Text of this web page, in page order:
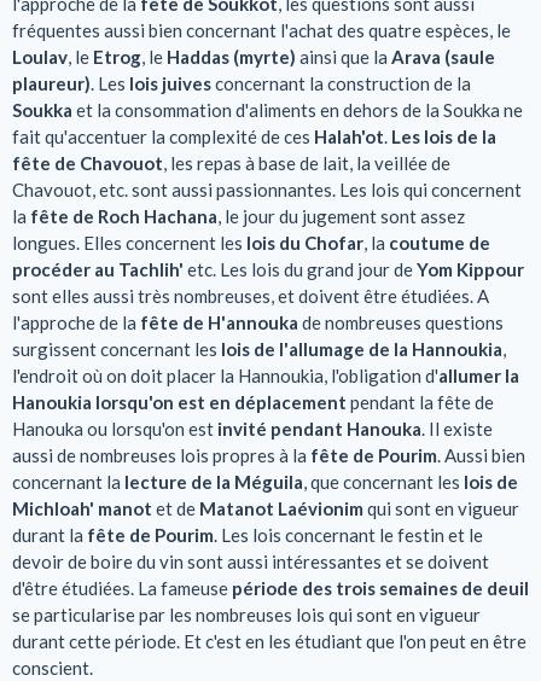
fréquentes aussi bien concernant l'achat des quatre espèces, le
Loulav, le Etrog, le Haddas (myrte) ainsi que la Arava (saule
plaureur). Les lois juivesconcernant la construction de la
Soukka et la consommation d'aliments en dehors de la Soukka ne
fait qu'accentuer la complexité de ces Halah'ot. Les lois de la
fête de Chavouot, les repas à base de lait, la veillée de
Chavouot, etc. sont aussi passionnantes. Les lois qui concernent
la fête de Roch Hachana, le jour du jugement sont assez
longues. Elles concernent les lois du Chofar, la coutume de
procéder au Tachlih' etc. Les lois du grand jour deYom Kippour
sont elles aussi très nombreuses, et doivent être étudiées. A
l'approche de la fête de H'annouka de nombreuses questions
surgissent concernant les lois de l'allumage de la Hannoukia,
l'endroit où on doit placer la Hannoukia, l'obligation d'allumer la
Hanoukia lorsqu'on est en déplacement pendant la fête de
Hanouka ou lorsqu'on est invité pendant Hanouka. Il existe
aussi de nombreuses lois propres à la fête de Pourim. Aussi bien
concernant la lecture de la Méguila, que concernant les lois de
Michloah' manot et de Matanot Laévionim qui sont en vigueur
durant la fête de Pourim. Les lois concernant le festin et le
devoir de boire du vin sont aussi intéressantes et se doivent
d'être étudiées. La fameuse période des trois semaines de deuil
se particularise par les nombreuses lois qui sont en vigueur
durant cette période. Et c'est en les étudiant que l'on peut en être
conscient.